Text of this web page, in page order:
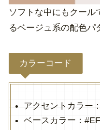
ソフトな中にもクール
るベージュ系の配色パ
カラーコード
アクセントカラー
ベースカラー：